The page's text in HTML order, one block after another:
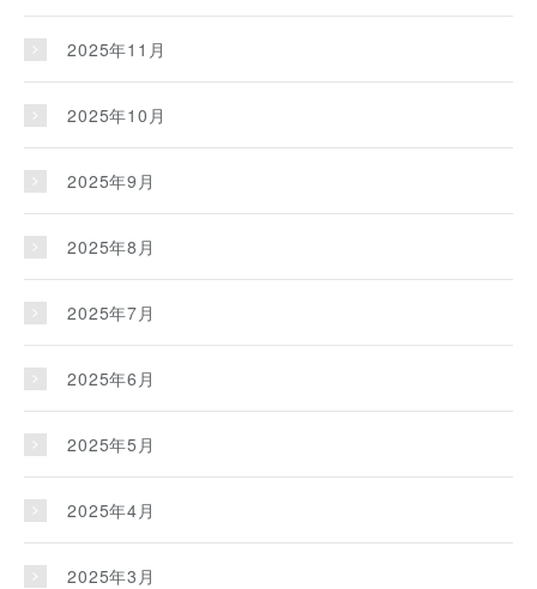
2025年11月
2025年10月
2025年9月
2025年8月
2025年7月
2025年6月
2025年5月
2025年4月
2025年3月